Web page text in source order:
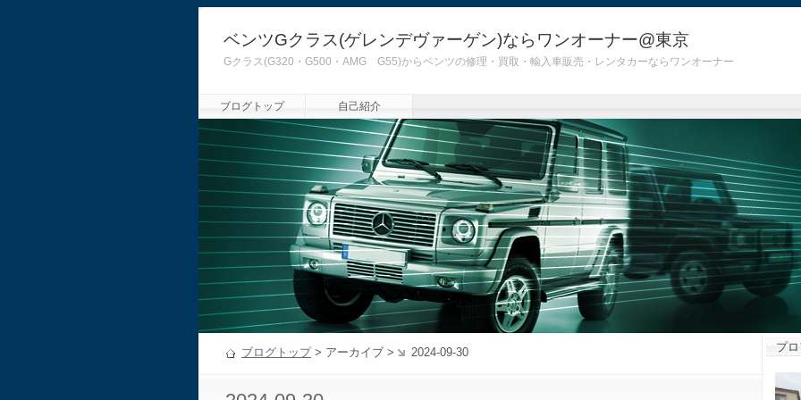
ベンツGクラス(ゲレンデヴァーゲン)ならワンオーナー@東京
Gクラス(G320・G500・AMG G55)からベンツの修理・買取・輸入車販売・レンタカーならワンオーナー
ブログトップ 自己紹介
ブログトップ> アーカイブ > 2024-09-30 プ